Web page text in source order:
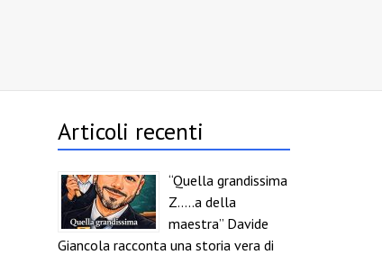
Articoli recenti
“Quella grandissima
Z…..a della
maestra” Davide
Giancola racconta una storia vera di